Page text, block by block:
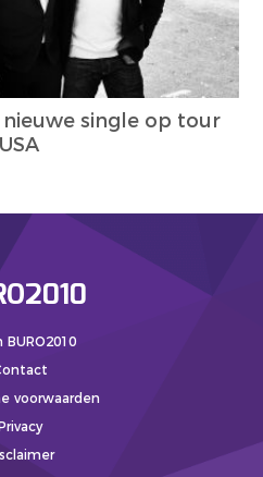
single op tour
BURO2010
voorwaarden